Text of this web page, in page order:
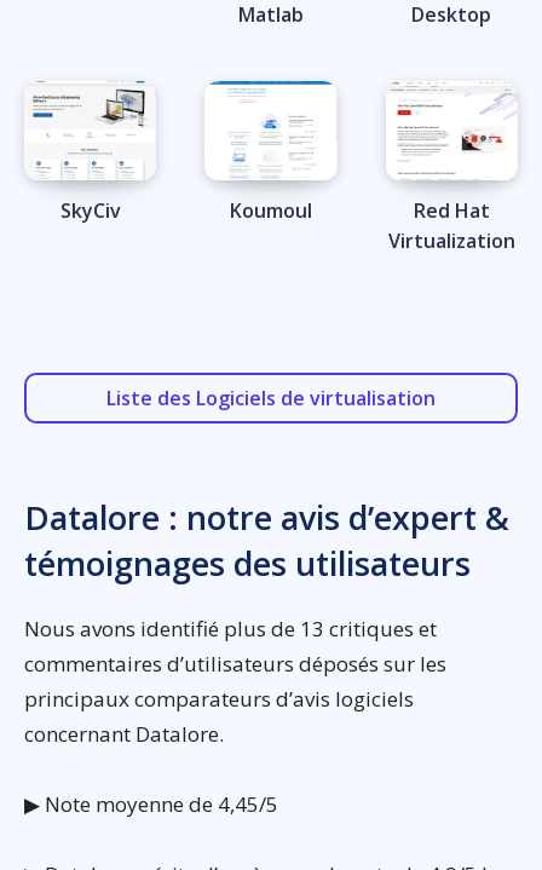
Matlab Desktop
SkyCiv Koumoul
Red Hat
Virtualization
Liste des Logiciels de virtualisation
Datalore : notre avis d’expert &
témoignages des utilisateurs
Nous avons identifié plus de 13 critiques et
commentaires d’utilisateurs déposés sur les
principaux comparateurs d’avis logiciels
concernant Datalore.
▶ Note moyenne de 4,45/5